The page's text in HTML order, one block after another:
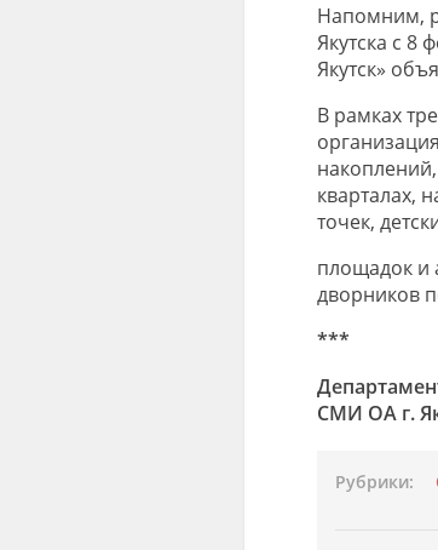
Напомним,
Якутска с 8
Якутск»
В рамках
кварталах,
точек,
площадок и
дворников
***
СМИ ОА г.
Рубрики: